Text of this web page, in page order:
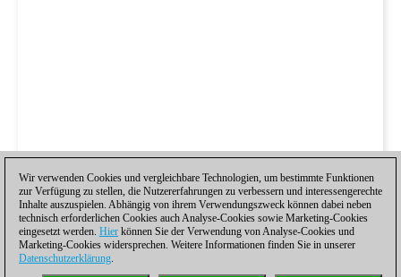
Wir verwenden Cookies und vergleichbare Technologien, um bestimmte Funktionen
zur Verfügung zu stellen, die Nutzererfahrungen zu verbessern und interessengerechte
Inhalte auszuspielen. Abhängig von ihrem Verwendungszweck können dabei neben
technisch erforderlichen Cookies auch Analyse-Cookies sowie Marketing-Cookies
eingesetzt werden. Hier können Sie der Verwendung von Analyse-Cookies und
Marketing-Cookies widersprechen. Weitere Informationen finden Sie in unserer
Datenschutzerklärung.